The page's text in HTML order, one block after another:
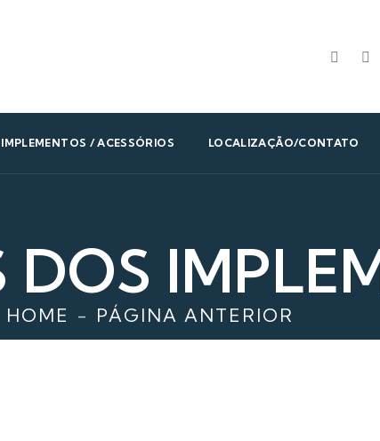
IMPLEMENTOS / ACESSÓRIOS LOCALIZAÇÃO/CONTATO
DOS
HOME PÁGINA ANTERIOR